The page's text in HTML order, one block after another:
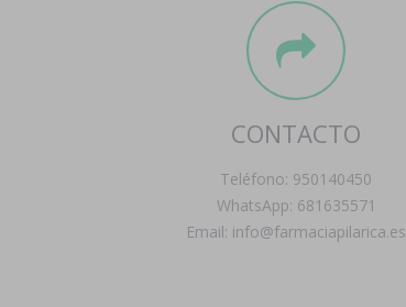
CONTACTO
Teléfono: 950140450
WhatsApp: 681635571
Email: info@farmaciapilarica.es